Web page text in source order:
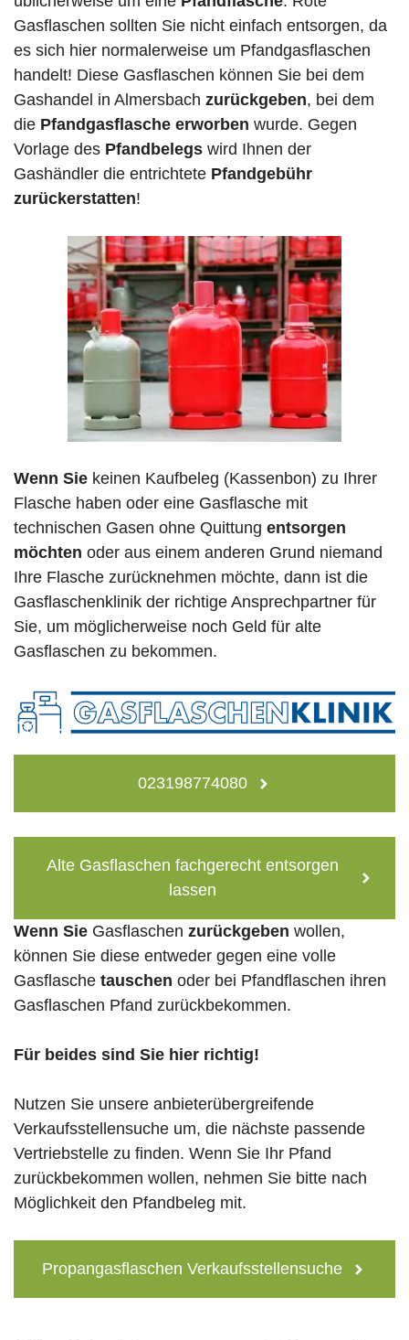
Gasflaschen sollten Sie nicht einfach entsorgen, da
es sich hier normalerweise um Pfandgasflaschen
handelt! Diese Gasflaschen können Sie bei dem
Gashandel in Almersbach zurückgeben, bei dem
die Pfandgasflasche erworben wurde. Gegen
Vorlage des Pfandbelegs wird Ihnen der
Gashändler die entrichtete Pfandgebühr
zurückerstatten!
Wenn Sie keinen Kaufbeleg (Kassenbon) zu Ihrer
Flasche haben oder eine Gasflasche mit
technischen Gasen ohne Quittung entsorgen
möchten oder aus einem anderen Grund niemand
Ihre Flasche zurücknehmen möchte, dann ist die
Gasflaschenklinik der richtige Ansprechpartner für
Sie, um möglicherweise noch Geld für alte
Gasflaschen zu bekommen.
023198774080
Alte Gasflaschen fachgerecht entsorgen
lassen
Wenn Sie Gasflaschen zurückgeben wollen,
können Sie diese entweder gegen eine volle
Gasflasche tauschen oder bei Pfandflaschen ihren
Gasflaschen Pfand zurückbekommen.
Für beides sind Sie hier richtig!
Nutzen Sie unsere anbieterübergreifende
Verkaufsstellensuche um, die nächste passende
Vertriebstelle zu finden. Wenn Sie Ihr Pfand
zurückbekommen wollen, nehmen Sie bitte nach
Möglichkeit den Pfandbeleg mit.
Propangasflaschen Verkaufsstellensuche